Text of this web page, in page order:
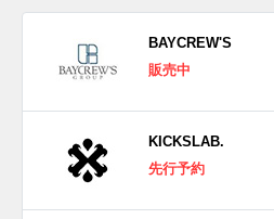
の邪魔にならないフォルムが特長
今作は数あるカラーリングの中で
ターなコーヒーカラーが登場。ア
れやすく、女性の足元を洗練させ
め。現在は女性を中心に支持を集
BAYCREW'S
販売中
KICKSLAB.
先行予約